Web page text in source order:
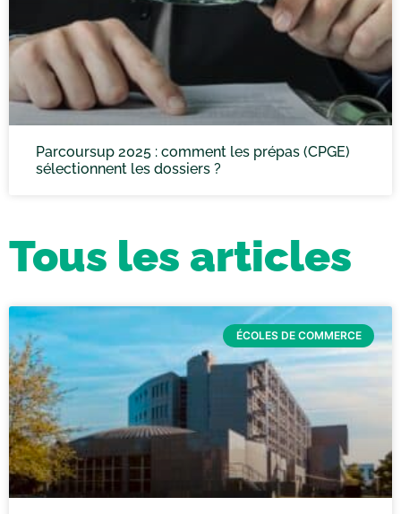
Parcoursup 2025 : comment les prépas (CPGE)
sélectionnent les dossiers ?
Tous les articles
ÉCOLES DE COMMERCE